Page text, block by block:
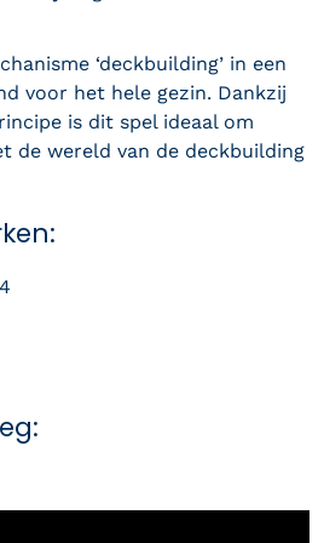
‘deckbuilding’ in een
voor het hele gezin. Dankzij
is dit spel ideaal om
de wereld van de deckbuilding